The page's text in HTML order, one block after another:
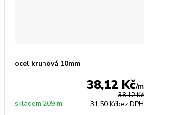
ocel kruhová 10mm
38,12 Kč
38,12 Kč/m
31,50 Kčbez DPH
skladem 209 m